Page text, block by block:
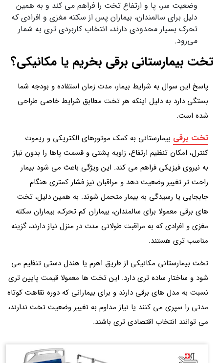
وضعیت سر، پا و ارتفاع تخت را فراهم می کند و به همین
دلیل برای سالمندان، بیماران پس از سکته مغزی و افرادی که
تحرک بسیار محدودی دارند، انتخاب کاربردی تری به شمار
می‌رود.
تخت بیمارستانی برقی بخریم یا مکانیکی؟
پاسخ این سوال به شرایط بیمار، مدت زمان استفاده و بودجه شما
بستگی دارد به دلیل اینکه هر تخت مطابق شرایط خاصی طراحی
شده است.
تخت برقی بیمارستانی به کمک موتورهای الکتریکی و ریموت
کنترل، امکان تنظیم ارتفاع، زاویه پشتی و قسمت پاها را بدون نیاز
به نیروی فیزیکی فراهم می کند. این ویژگی باعث می شود بیمار
راحت تر تغییر وضعیت دهد و مراقبان نیز فشار کمتری هنگام
جابجایی یا رسیدگی به بیمار متحمل شوند. به همین دلیل، تخت
های برقی معمولا برای سالمندان، بیماران کم تحرک، بیماران سکته
مغزی و افرادی که به مراقبت طولانی مدت در منزل نیاز دارند، گزینه
مناسب تری هستند.
تخت بیمارستانی مکانیکی از طریق اهرم یا هندل دستی تنظیم می
شود و ساختار ساده تری دارد. این تخت ها معمولا قیمت پایین تری
نسبت به مدل های برقی دارند و برای بیمارانی که دوره نقاهت کوتاه
مدتی را سپری می کنند یا نیاز مداوم به تغییر وضعیت تخت ندارند،
می توانند انتخاب اقتصادی تری باشند.